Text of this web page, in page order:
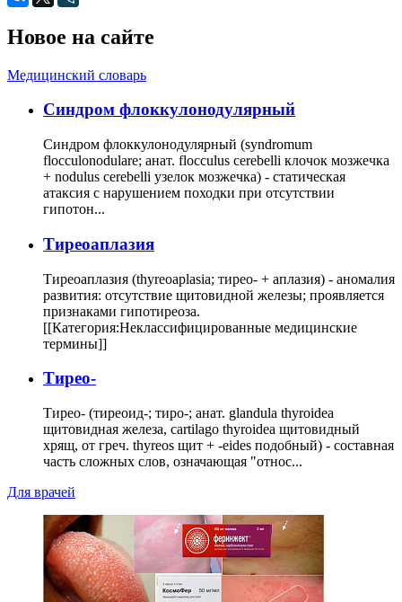
Новое на сайте
Медицинский словарь
Cиндром флоккулонодулярный
Синдром флоккулонодулярный (syndromum
flocculonodulare; анат. flocculus cerebelli клочок мозжечка
+ nodulus cerebelli узелок мозжечка) - статическая
атаксия с нарушением походки при отсутствии
гипотон...
Тиреоаплазия
Тиреоаплазия (thyreoaplasia; тирео- + аплазия) - аномалия
развития: отсутствие щитовидной железы; проявляется
признаками гипотиреоза.
[[Категория:Неклассифицированные медицинские
термины]]
Тирео-
Тирео- (тиреоид-; тиро-; анат. glandula thyroidea
щитовидная железа, cartilago thyroidea щитовидный
хрящ, от греч. thyreos щит + -eides подобный) - составная
часть сложных слов, означающая "относ...
Для врачей